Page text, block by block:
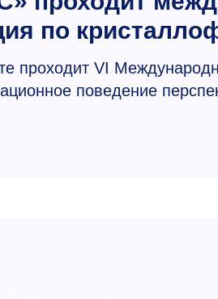
по
проходит VI
поведение